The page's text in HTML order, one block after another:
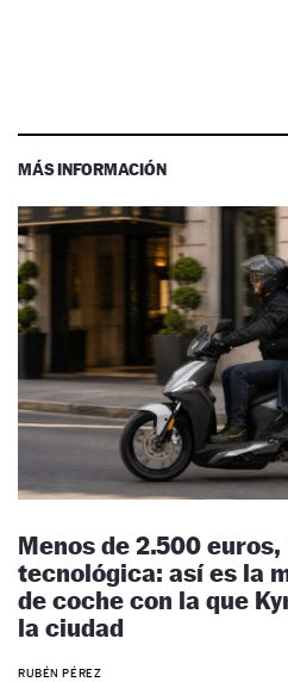
MÁS INFORMACIÓN
Menos de 2.500
tecnológica: así es la
de coche con la que
la ciudad
RUBÉN PÉREZ